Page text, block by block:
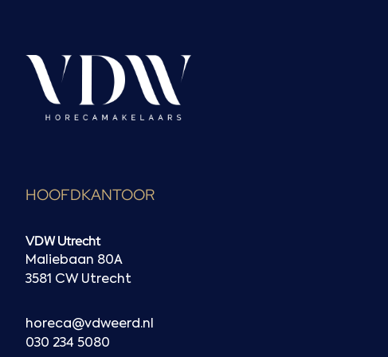
HOOFDKANTOOR
VDW Utrecht
Maliebaan 80A
3581 CW Utrecht
horeca@vdweerd.nl
030 234 5080